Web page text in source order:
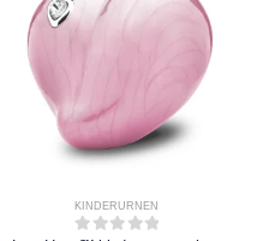
KINDERURNEN